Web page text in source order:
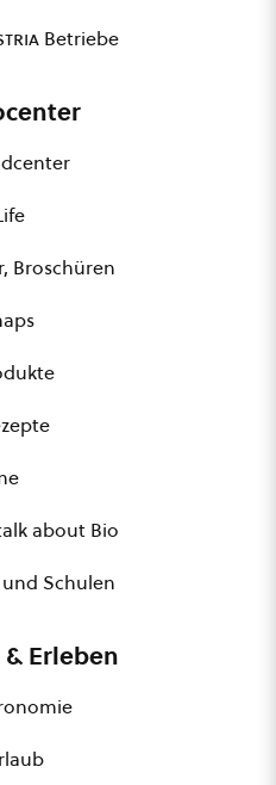
Betriebe
Broschüren
about Bio
Schulen
Erleben